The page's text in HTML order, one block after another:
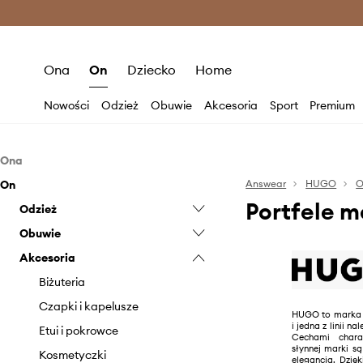
Ona On Dziecko Home
Nowości Odzież Obuwie Akcesoria Sport Premium
Ona
Bielizna
Bluzki i koszule
Bluzy
Jeansy
Kurtki
Marynarki i kamizelki
Płaszcze
Obuwie
Baleriny
Botki
Kalosze
Mokasyny i półbuty
Klapki i sandały
Kozaki
Akcesoria
Czapki i kapelusze
Okulary
Paski
Portfele
Rękawiczki
On
Odzież
Bielizna
Bluzy
Jeansy
Komplety
Koszule
Kurtki
Obuwie
Buty sportowe
Buty wysokie
Espadryle
Klapki i sandały
Mokasyny i półbuty
Akcesoria
Biżuteria
Czapki i kapelusze
Etui i pokrowce
Kosmetyczki
Answear HUGO
Portfele
HUGO to
i jedna z linii
Cechami
słynnej marki
elegancja.